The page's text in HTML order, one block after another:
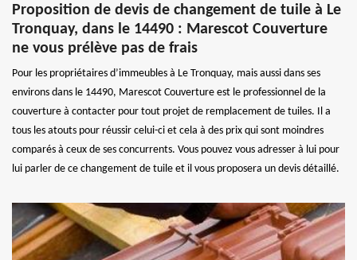
Proposition de devis de changement de tuile à Le
Tronquay, dans le 14490 : Marescot Couverture
ne vous prélève pas de frais
Pour les propriétaires d’immeubles à Le Tronquay, mais aussi dans ses
environs dans le 14490, Marescot Couverture est le professionnel de la
couverture à contacter pour tout projet de remplacement de tuiles. Il a
tous les atouts pour réussir celui-ci et cela à des prix qui sont moindres
comparés à ceux de ses concurrents. Vous pouvez vous adresser à lui pour
lui parler de ce changement de tuile et il vous proposera un devis détaillé.